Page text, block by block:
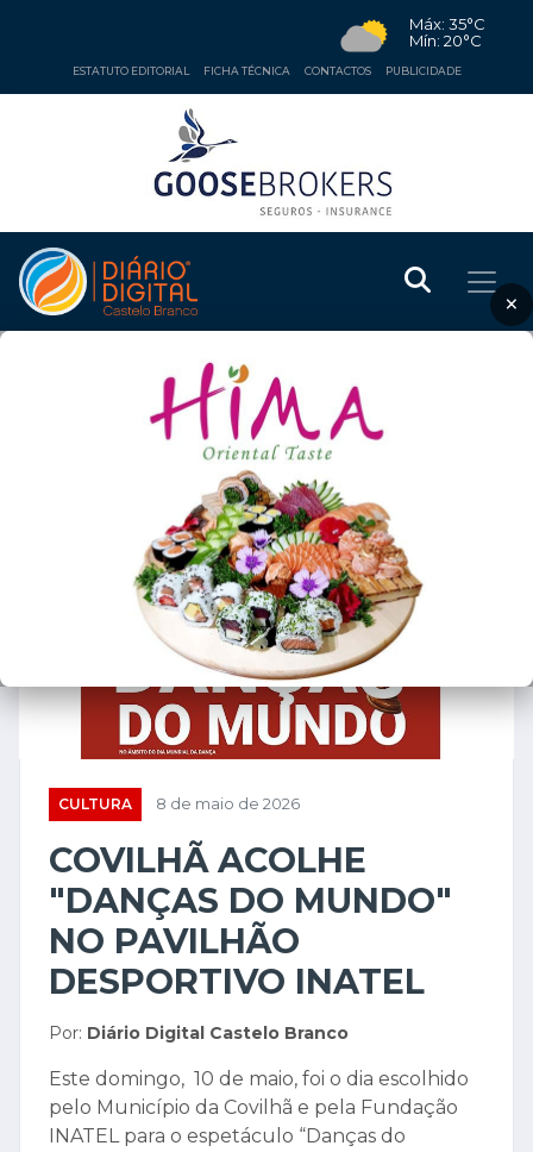
Máx: 35°C
Mín: 20°C
ESTATUTO EDITORIAL FICHA TÉCNICA CONTACTOS PUBLICIDADE
×
CULTURA 8 de maio de 2026
COVILHÃ ACOLHE
"DANÇAS DO MUNDO"
NO PAVILHÃO
DESPORTIVO INATEL
Por: Diário Digital Castelo Branco
Este domingo, 10 de maio, foi o dia escolhido
pelo Município da Covilhã e pela Fundação
INATEL para o espetáculo “Danças do